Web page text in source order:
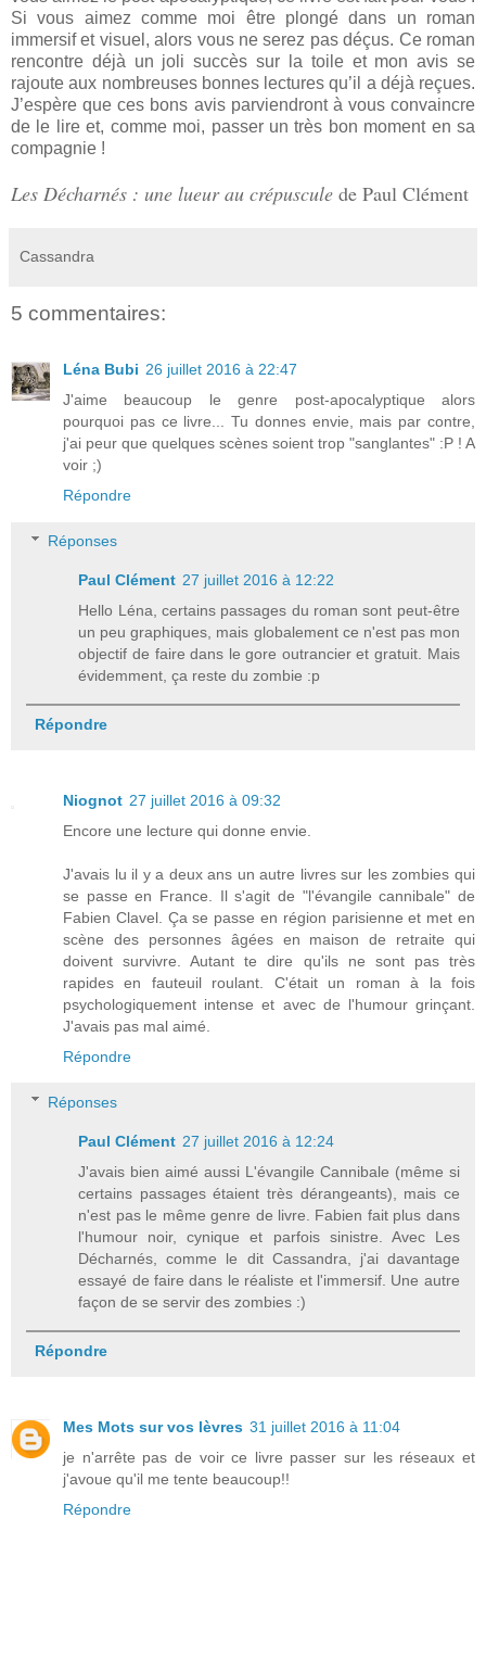
Si vous aimez comme moi être plongé dans un roman
immersif et visuel, alors vous ne serez pas déçus. Ce roman
rencontre déjà un joli succès sur la toile et mon avis se
rajoute aux nombreuses bonnes lectures qu’il a déjà reçues.
J’espère que ces bons avis parviendront à vous convaincre
de le lire et, comme moi, passer un très bon moment en sa
compagnie !
Les Décharnés : une lueur au crépuscule de Paul Clément
Cassandra
5 commentaires:
Léna Bubi 26 juillet 2016 à 22:47
J'aime beaucoup le genre post-apocalyptique alors
pourquoi pas ce livre... Tu donnes envie, mais par contre,
j'ai peur que quelques scènes soient trop "sanglantes" :P ! A
voir ;)
Répondre
Réponses
Paul Clément 27 juillet 2016 à 12:22
Hello Léna, certains passages du roman sont peut-être
un peu graphiques, mais globalement ce n'est pas mon
objectif de faire dans le gore outrancier et gratuit. Mais
évidemment, ça reste du zombie :p
Répondre
Niognot 27 juillet 2016 à 09:32
Encore une lecture qui donne envie.
J'avais lu il y a deux ans un autre livres sur les zombies qui
se passe en France. Il s'agit de "l'évangile cannibale" de
Fabien Clavel. Ça se passe en région parisienne et met en
scène des personnes âgées en maison de retraite qui
doivent survivre. Autant te dire qu'ils ne sont pas très
rapides en fauteuil roulant. C'était un roman à la fois
psychologiquement intense et avec de l'humour grinçant.
J'avais pas mal aimé.
Répondre
Réponses
Paul Clément 27 juillet 2016 à 12:24
J'avais bien aimé aussi L'évangile Cannibale (même si
certains passages étaient très dérangeants), mais ce
n'est pas le même genre de livre. Fabien fait plus dans
l'humour noir, cynique et parfois sinistre. Avec Les
Décharnés, comme le dit Cassandra, j'ai davantage
essayé de faire dans le réaliste et l'immersif. Une autre
façon de se servir des zombies :)
Répondre
Mes Mots sur vos lèvres 31 juillet 2016 à 11:04
je n'arrête pas de voir ce livre passer sur les réseaux et
j'avoue qu'il me tente beaucoup!!
Répondre